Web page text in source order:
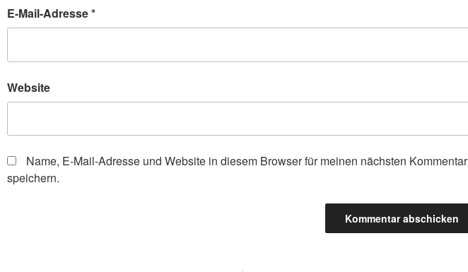
E-Mail-Adresse*
Website
Name, E-Mail-Adresse und Website in diesem Browser für meinen nächsten Kommentar
speichern.